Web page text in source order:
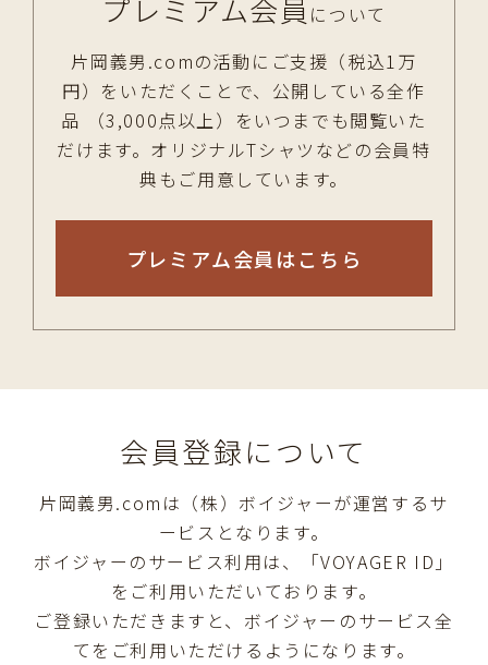
プレミアム会員 について
片岡義男.comの活動にご支援（税込1万
円）をいただくことで、公開している全作
品 （3,000点以上）をいつまでも閲覧いた
だけます。オリジナルTシャツなどの会員特
典もご用意しています。
プレミアム会員はこちら
会員登録について
片岡義男.comは（株）ボイジャーが運営するサ
ービスとなります。
ボイジャーのサービス利用は、「VOYAGER ID」
をご利用いただいております。
ご登録いただきますと、ボイジャーのサービス全
てをご利用いただけるようになります。